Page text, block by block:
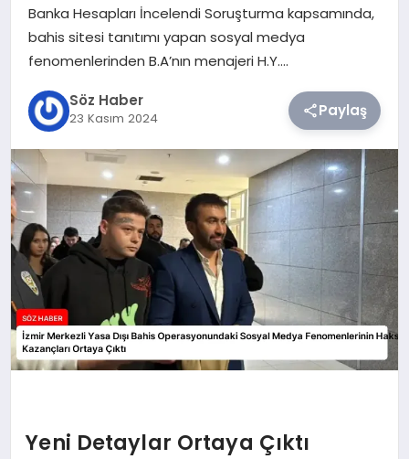
YAŞAM
Banka Hesapları İncelendi Soruşturma kapsamında,
bahis sitesi tanıtımı yapan sosyal medya
fenomenlerinden B.A’nın menajeri H.Y….
Söz Haber
23 Kasım 2024 Paylaş
Yeni Detaylar Ortaya Çıktı